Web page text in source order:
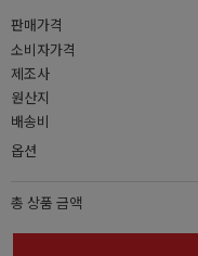
판매가격
소비자가격
제조사
원산지
배송비
옵션
총 상품 금액